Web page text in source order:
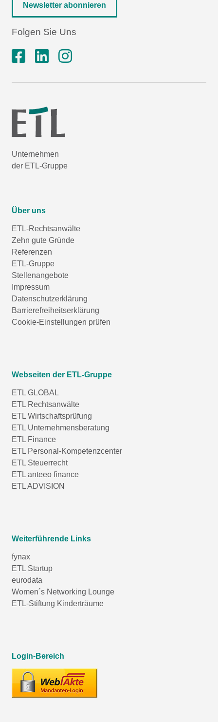
Newsletter abonnieren
Folgen Sie Uns
Unternehmen
der ETL-Gruppe
Über uns
ETL-Rechtsanwälte
Zehn gute Gründe
Referenzen
ETL-Gruppe
Stellenangebote
Impressum
Datenschutzerklärung
Barrierefreiheitserklärung
Cookie-Einstellungen prüfen
Webseiten der ETL-Gruppe
ETL GLOBAL
ETL Rechtsanwälte
ETL Wirtschaftsprüfung
ETL Unternehmensberatung
ETL Finance
ETL Personal-Kompetenzcenter
ETL Steuerrecht
ETL anteeo finance
ETL ADVISION
Weiterführende Links
fynax
ETL Startup
eurodata
Women´s Networking Lounge
ETL-Stiftung Kinderträume
Login-Bereich